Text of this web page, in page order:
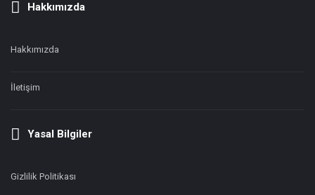
Hakkımızda
Hakkımızda
İletişim
Yasal Bilgiler
Gizlilik Politikası